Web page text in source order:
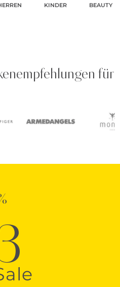
KINDER BEAUTY
für